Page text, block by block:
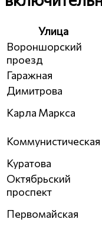
Улица
Вороншорский
проезд
Гаражная
Димитрова
Карла Маркса
Коммунистическая
Куратова
Октябрьский
проспект
Первомайская